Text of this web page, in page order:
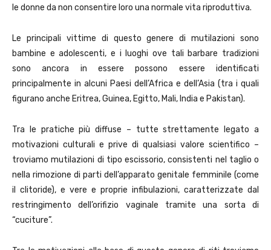
le donne da non consentire loro una normale vita riproduttiva.
Le principali vittime di questo genere di mutilazioni sono
bambine e adolescenti, e i luoghi ove tali barbare tradizioni
sono ancora in essere possono essere identificati
principalmente in alcuni Paesi dell’Africa e dell’Asia (tra i quali
figurano anche Eritrea, Guinea, Egitto, Mali, India e Pakistan).
Tra le pratiche più diffuse – tutte strettamente legato a
motivazioni culturali e prive di qualsiasi valore scientifico –
troviamo mutilazioni di tipo escissorio, consistenti nel taglio o
nella rimozione di parti dell’apparato genitale femminile (come
il clitoride), e vere e proprie infibulazioni, caratterizzate dal
restringimento dell’orifizio vaginale tramite una sorta di
“cuciture”.